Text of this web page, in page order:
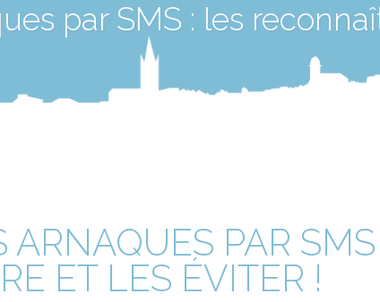
par SMS : les
PAR
ET LES ÉVITER !